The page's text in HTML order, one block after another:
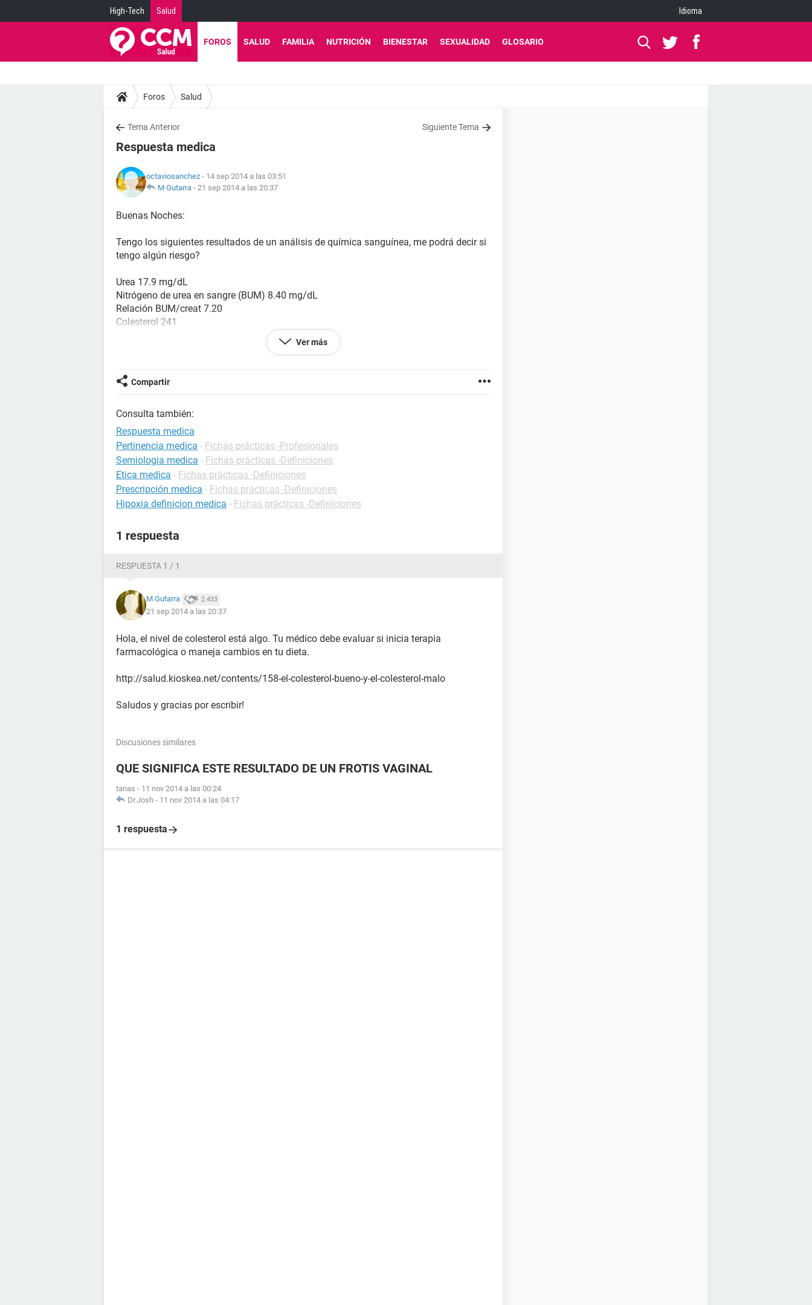
High-Tech Salud Idioma
FOROS SALUD FAMILIA NUTRICIÓN BIENESTAR SEXUALIDAD GLOSARIO
Foros Salud
Tema Anterior Siguiente Tema
Respuesta medica
octaviosanchez - 14 sep 2014 a las 03:51
M Gutarra - 21 sep 2014 a las 20:37
Buenas Noches:
Tengo los siguientes resultados de un análisis de química sanguínea, me podrá decir si
tengo algún riesgo?
Urea 17.9 mg/dL
Nitrógeno de urea en sangre (BUM) 8.40 mg/dL
Relación BUM/creat 7.20
Colesterol 241
mONICITOS 9.3
Basófilos 1.3
Ver más
Compartir
Consulta también:
Respuesta medica
Pertinencia medica - Fichas prácticas -Profesionales
Semiologia medica - Fichas prácticas -Definiciones
Etica medica - Fichas prácticas -Definiciones
Prescripción medica - Fichas prácticas -Definiciones
Hipoxia definicion medica - Fichas prácticas -Definiciones
1 respuesta
RESPUESTA 1 / 1
M Gutarra 2.433
21 sep 2014 a las 20:37
Hola, el nivel de colesterol está algo. Tu médico debe evaluar si inicia terapia
farmacológica o maneja cambios en tu dieta.
http://salud.kioskea.net/contents/158-el-colesterol-bueno-y-el-colesterol-malo
Saludos y gracias por escribir!
Discusiones similares
QUE SIGNIFICA ESTE RESULTADO DE UN FROTIS VAGINAL
tanas - 11 nov 2014 a las 00:24
Dr.Josh - 11 nov 2014 a las 04:17
1 respuesta